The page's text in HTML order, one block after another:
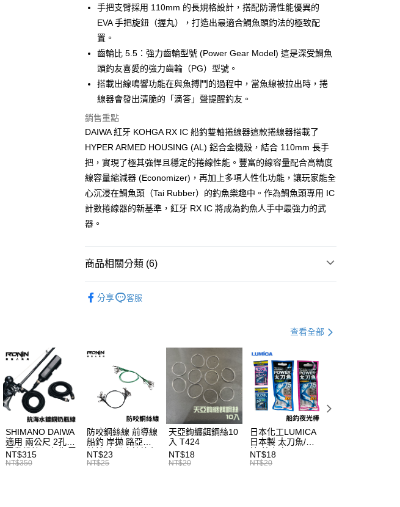
華南商業銀行
彰化商業銀行
國泰世華商業銀行
兆豐國際商業銀行
臺灣中小企業銀行
匯豐（台灣）商業銀行
華泰商業銀行
聯邦商業銀行
遠東國際商業銀行
元大商業銀行
永豐商業銀行
台新國際商業銀行
中國信託商業銀行
台灣樂天信用卡公司
街口支付
大哥付你分期
相關說明
1.本服務由台灣大哥大提供，台灣大哥大用戶可立即使用無須另外申請。
2.付款方式選擇「大哥付你分期」，訂單成立後會自動跳轉到大哥付的交易
流程，驗證手機門號後，選擇欲分期的期數、繳款截止日，確認付款後即
3.實際核准額度、可分期數及費用金額請依後續交易確認頁面所載為準。
4.訂單成立30分鐘內，如未前往確認交易或遇審核未通過，訂單將自動取
消。如遇「轉專審核」未通過狀況，表示未達大哥付你分期系統評分，恕
無法說明評估內容。
【繳款方式說明】
1.分期款項不併入電信帳單，「大哥付你分期」於每月結算日後寄送繳費提
用戶於交易時，得透過本服務購買商品或服務，並由商店將買賣／分期付
資料（包含姓名、電話或地址）提供予台灣大哥大進項蒐集、處理及利
3.完整用戶服務條款，請詳閱以下連結：
https://oppay.tw/userRule
AFTEE先享後付
相關說明
【關於「AFTEE先享後付」】
AFTEE先享後付是「在收到商品之後才付款」的支付方式。 讓您購物簡單
便利好安心！
１．簡單：不需註冊會員、不需綁卡、不需儲值。
２．便利：只要手機號碼，簡訊認證，即可結帳。
【「AFTEE先享後付」結帳流程】
３．收到繳費通知簡訊後14天內，點擊此簡訊中的連結，可透過四大超商
絡購買商品的店家。未經商家同意取消之訂單仍視為有效，需透過AFTEE
是否繳費成功／繳費後需取消欲退款等相關疑問，請聯繫「AFTEE先享後
【注意事項】
１．透過由恩沛科技股份有限公司提供之「AFTEE先享後付」服務完成之
交易，需依本服務之必要範圍內提供個人資料，並將交易相關給付款項請
求債權轉讓予恩沛科技股份有限公司。
２．關於個人資料處理事宜，請瀏覽以下網址：
https://aftee.tw/terms/#terms3
３．未成年的使用者請事先徵得法定代理人或監護人之同意方可使用
「AFTEE先享後付」，若未經同意申辦者引起之損失，本公司不負相關責
任。
４．使用「AFTEE先享後付」時，將依據個別帳號之用戶狀況，依本公司
貨到付款
每筆NT$60，滿NT$1,200(含以上)免運費
付款後7-11取貨
每筆NT$60，滿NT$1,200(含以上)免運費
一般宅配（門市自取請勿下單，請聯繫客服）
每筆NT$100，滿NT$2,000(含以上)免運費
離島一般宅配
每筆NT$200，滿NT$2,000(含以上)免運費
手把支臂採用 110mm 的長規格設計，搭配防滑性能優異的
EVA 手把旋鈕（握丸），打造出最適合鯛魚頭釣法的極致配
置。
齒輪比 5.5：強力齒輪型號 (Power Gear Model) 這是深受鯛魚
頭釣友喜愛的強力齒輪（PG）型號。
搭載出線鳴響功能在與魚搏鬥的過程中，當魚線被拉出時，捲
線器會發出清脆的「滴答」聲提醒釣友。
銷售重點
DAIWA 紅牙 KOHGA RX IC 船釣雙軸捲線器這款捲線器搭載了
HYPER ARMED HOUSING (AL) 鋁合金機殼，結合 110mm 長手
把，實現了極其強悍且穩定的捲線性能。豐富的線容量配合高精度
線容量縮減器 (Economizer)，再加上多項人性化功能，讓玩家能全
心沉浸在鯛魚頭（Tai Rubber）的釣魚樂趣中。作為鯛魚頭專用 IC
計數捲線器的新基準，紅牙 RX IC 將成為釣魚人手中最強力的武
器。
商品相關分類 (6)
船釣游動丸裝備指南
主題釣法專區 船釣小搞搞裝備指南
帥氣老爸｜精選必購商品
分享 客服
查看全部
SHIMANO DAIWA
適用 兩公尺 2孔
電動捲線器 奶瓶電
源線 奶瓶延長線
NT$315
NT$350
防咬鋼絲線 前導線
船釣 岸拋 路亞鋼
絲線 白帶小搞搞必
備 （每包五入）
NT$23
NT$25
天亞鉤纏餌鋼絲10
入 T424
NT$18
NT$20
日本化工LUMICA
日本製 太刀魚/透
抽 藍/粉紅 50/75
NT$18
NT$20